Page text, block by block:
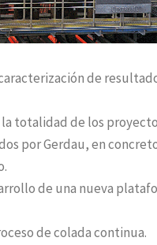
de
la totalidad de los
por Gerdau, en
de una nueva
de colada continua.